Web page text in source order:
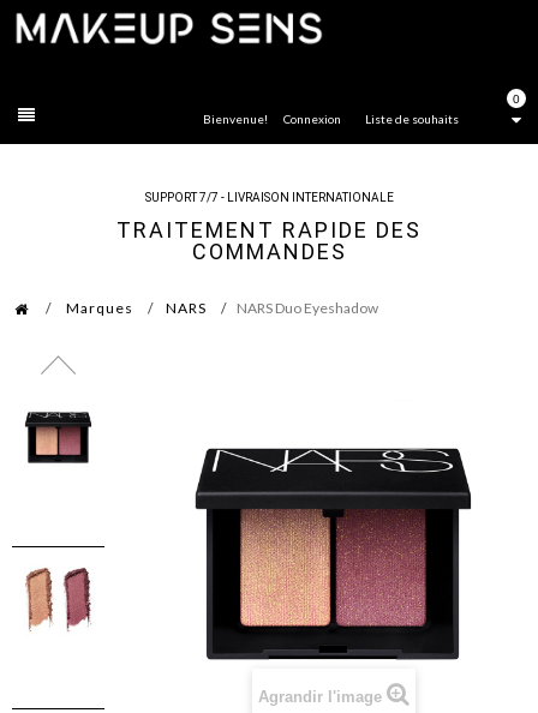
0
Liste de souhaits
Bienvenue! Connexion
SUPPORT 7/7 - LIVRAISON INTERNATIONALE
TRAITEMENT RAPIDE DES
COMMANDES
Marques NARS NARS Duo Eyeshadow
Agrandir l'image